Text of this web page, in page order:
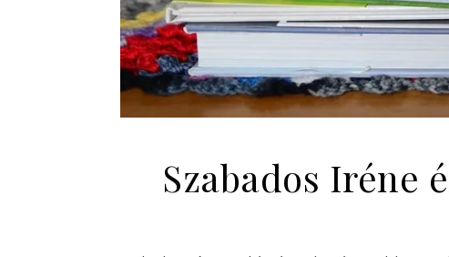
Szabados Iréne